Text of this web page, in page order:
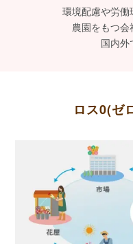
環境配慮や労働
農園をもつ
国内外
ロス0(ゼ